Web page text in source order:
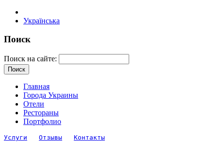
Українська
Поиск
Поиск на сайте:
Главная
Города Украины
Отели
Рестораны
Портфолио
Услуги Отзывы Контакты